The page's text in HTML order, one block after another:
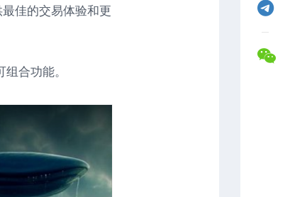
说
福
见
问
题
佳的交易体验和更
合功能。